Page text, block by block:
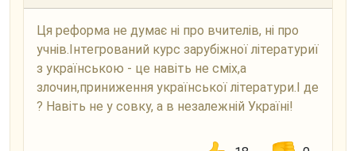
Ця реформа не думає ні про вчителів, ні про
учнів.Інтегрований курс зарубіжної літературиї
з українською - це навіть не сміх,а
злочин,приниження української літератури.І де
? Навіть не у совку, а в незалежній Україні!